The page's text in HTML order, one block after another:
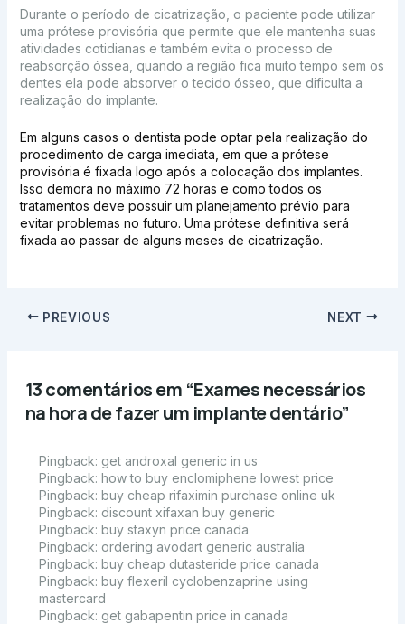
Durante o período de cicatrização, o paciente pode utilizar
uma prótese provisória que permite que ele mantenha suas
atividades cotidianas e também evita o processo de
reabsorção óssea, quando a região fica muito tempo sem os
dentes ela pode absorver o tecido ósseo, que dificulta a
realização do implante.
Em alguns casos o dentista pode optar pela realização do
procedimento de carga imediata, em que a prótese
provisória é fixada logo após a colocação dos implantes.
Isso demora no máximo 72 horas e como todos os
tratamentos deve possuir um planejamento prévio para
evitar problemas no futuro. Uma prótese definitiva será
fixada ao passar de alguns meses de cicatrização.
PREVIOUS NEXT
13 comentários em “Exames necessários
na hora de fazer um implante dentário”
Pingback: get androxal generic in us
Pingback: how to buy enclomiphene lowest price
Pingback: buy cheap rifaximin purchase online uk
Pingback: discount xifaxan buy generic
Pingback: buy staxyn price canada
Pingback: ordering avodart generic australia
Pingback: buy cheap dutasteride price canada
Pingback: buy flexeril cyclobenzaprine using
mastercard
Pingback: get gabapentin price in canada